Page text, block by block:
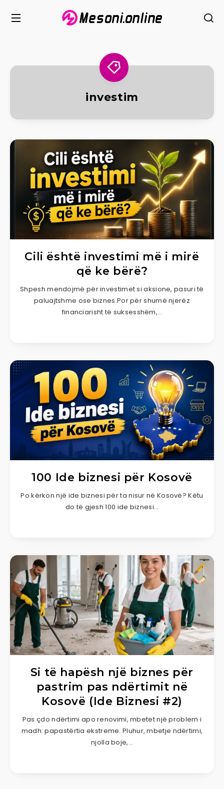
investim
Cili është investimi më i mirë
që ke bërë?
Shpesh mendojmë për investimet si aksione, pasuri të
paluajtshme ose biznes.Por për shumë njerëz
financiarisht të suksesshëm,…
100 Ide biznesi për Kosovë
Po kërkon një ide biznesi për ta nisur në Kosovë? Këtu
do të gjesh 100 ide biznesi…
Si të hapësh një biznes për
pastrim pas ndërtimit në
Kosovë (Ide Biznesi #2)
Pas çdo ndërtimi apo renovimi, mbetet një problem i
madh: papastërtia ekstreme. Pluhur, mbetje ndërtimi,
njolla boje,…